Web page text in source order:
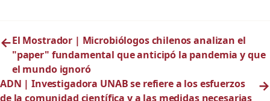
←El Mostrador | Microbiólogos chilenos analizan el
"paper" fundamental que anticipó la pandemia y que
el mundo ignoró
ADN | Investigadora UNAB se refiere a los esfuerzos
de la comunidad científica y a las medidas necesarias
→